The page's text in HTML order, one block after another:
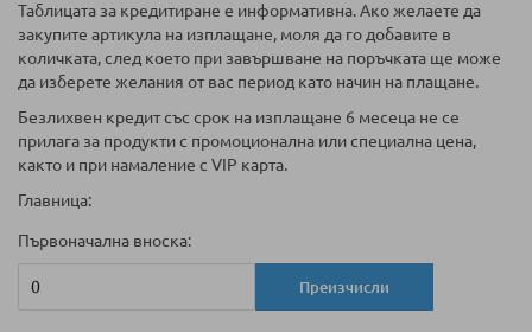
Таблицата за кредитиране е информативна. Ако желаете да
закупите артикула на изплащане, моля да го добавите в
количката, след което при завършване на поръчката ще може
да изберете желания от вас период като начин на плащане.
Безлихвен кредит със срок на изплащане 6 месеца не се
прилага за продукти с промоционална или специална цена,
както и при намаление с VIP карта.
Главница:
Първоначална вноска:
Преизчисли